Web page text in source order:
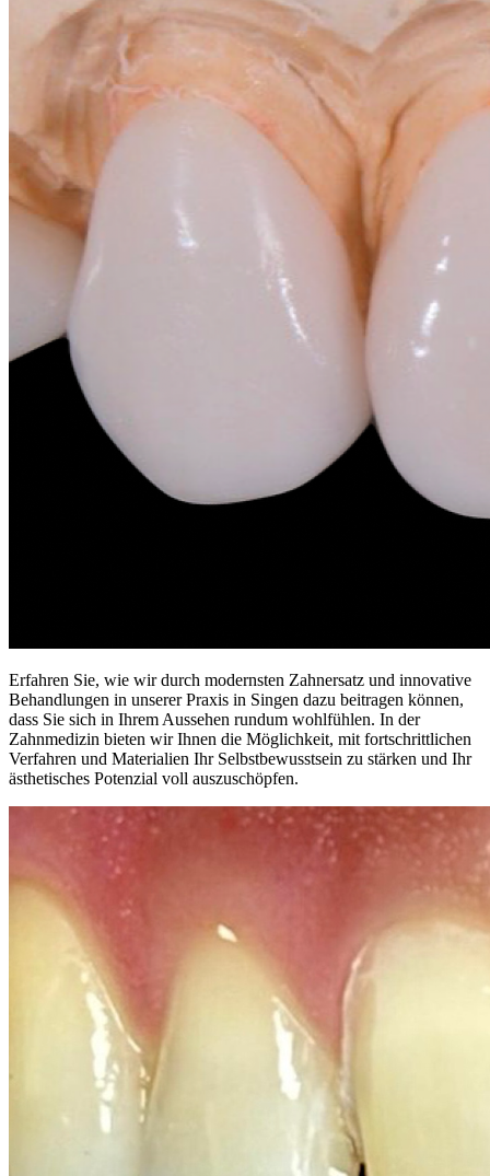
Erfahren Sie, wie wir durch modernsten Zahnersatz und innovative
Behandlungen in unserer Praxis in Singen dazu beitragen können,
dass Sie sich in Ihrem Aussehen rundum wohlfühlen. In der
Zahnmedizin bieten wir Ihnen die Möglichkeit, mit fortschrittlichen
Verfahren und Materialien Ihr Selbstbewusstsein zu stärken und Ihr
ästhetisches Potenzial voll auszuschöpfen.